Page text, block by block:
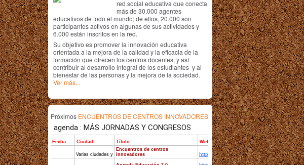
red social educativa que conecta
más de 30.000 agentes
educativos de todo el mundo; de ellos, 20.000 son
participantes activos en algunas de sus actividades y
6.000 están inscritos en la red.
Su objetivo es promover la innovación educativa
orientada a la mejora de la calidad y la eficacia de la
formación que ofrecen los centros docentes, y así
contribuir al desarrollo integral de los estudiantes y al
bienestar de las personas y la mejora de la sociedad.
Ver más...
Próximos ENCUENTROS DE CENTROS INNOVADORES